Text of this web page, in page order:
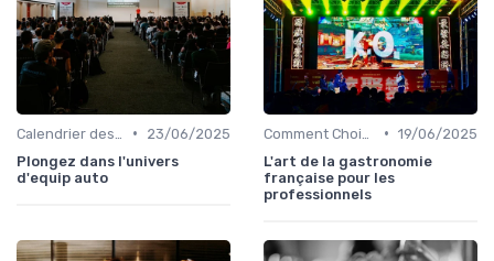
•
23/06/2025
Plongez dans l'univers
d'equip auto
• 19/06/2025
L'art de la gastronomie
française pour les
professionnels